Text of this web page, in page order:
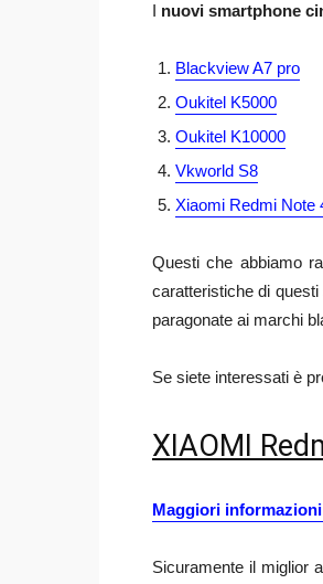
I nuovi smartphone
Blackview A7 pro
Oukitel K5000
Oukitel K10000
Vkworld S8
Xiaomi Redmi Note
Questi che abbiamo
caratteristiche di
paragonate ai marchi
Se siete interessati è
XIAOMI
Maggiori
Sicuramente il miglior